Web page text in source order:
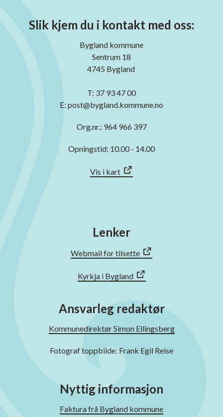
Slik kjem du i kontakt med oss:
Bygland kommune
Sentrum 18
4745 Bygland
T: 37 93 47 00
E: post@bygland.kommune.no
Org.nr.: 964 966 397
Opningstid: 10.00 - 14.00
Vis i kart
Lenker
Webmail for tilsette
Kyrkja i Bygland
Ansvarleg redaktør
Kommunedirektør Simon Ellingsberg
Fotograf toppbilde: Frank Egil Reise
Nyttig informasjon
Faktura frå Bygland kommune